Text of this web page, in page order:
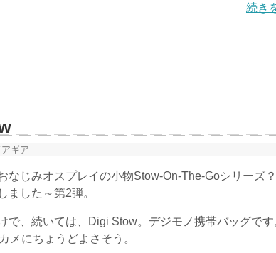
続き
ギア
なじみオスプレイの小物Stow-On-The-Goシリーズ
ました～第2弾。
で、続いては、Digi Stow。デジモノ携帯バッグです
メにちょうどよさそう。